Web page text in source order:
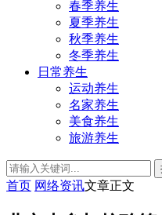
春季养生
夏季养生
秋季养生
冬季养生
日常养生
运动养生
名家养生
美食养生
旅游养生
首页 网络资讯文章正文